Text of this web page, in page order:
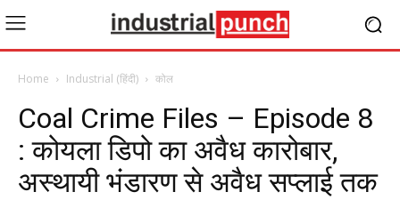
Home Industrial (हिंदी) कोल
Coal Crime Files – Episode 8
: कोयला डिपो का अवैध कारोबार,
अस्थायी भंडारण से अवैध सप्लाई तक